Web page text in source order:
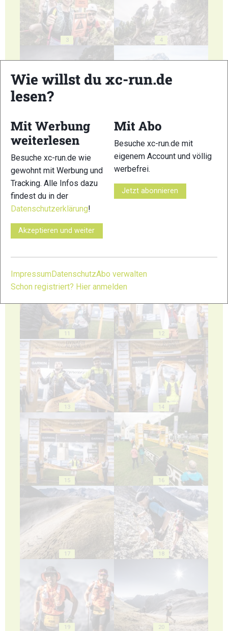
3 4
7 8
11 12
13 14
15 16
17 18
19 20
Wie willst du xc-run.de
lesen?
Mit Werbung
weiterlesen
Besuche xc-run.de wie
gewohnt mit Werbung und
Tracking. Alle Infos dazu
findest du in der
Datenschutzerklärung!
Akzeptieren und weiter
Mit Abo
Besuche xc-run.de mit
eigenem Account und völlig
werbefrei.
Jetzt abonnieren
Impressum DatenschutzAbo verwalten
Schon registriert? Hier anmelden